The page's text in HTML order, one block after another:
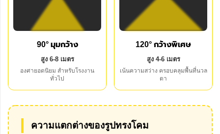
90° มุมกว้าง
สูง 6-8 เมตร
องศายอดนิยม สำหรับโรงงาน
ทั่วไป
120° กว้างพิเศษ
สูง 4-6 เมตร
เน้นความสว่าง ครอบคลุมพื้นที่นวล
ตา
ความแตกต่างของรูปทรงโคม